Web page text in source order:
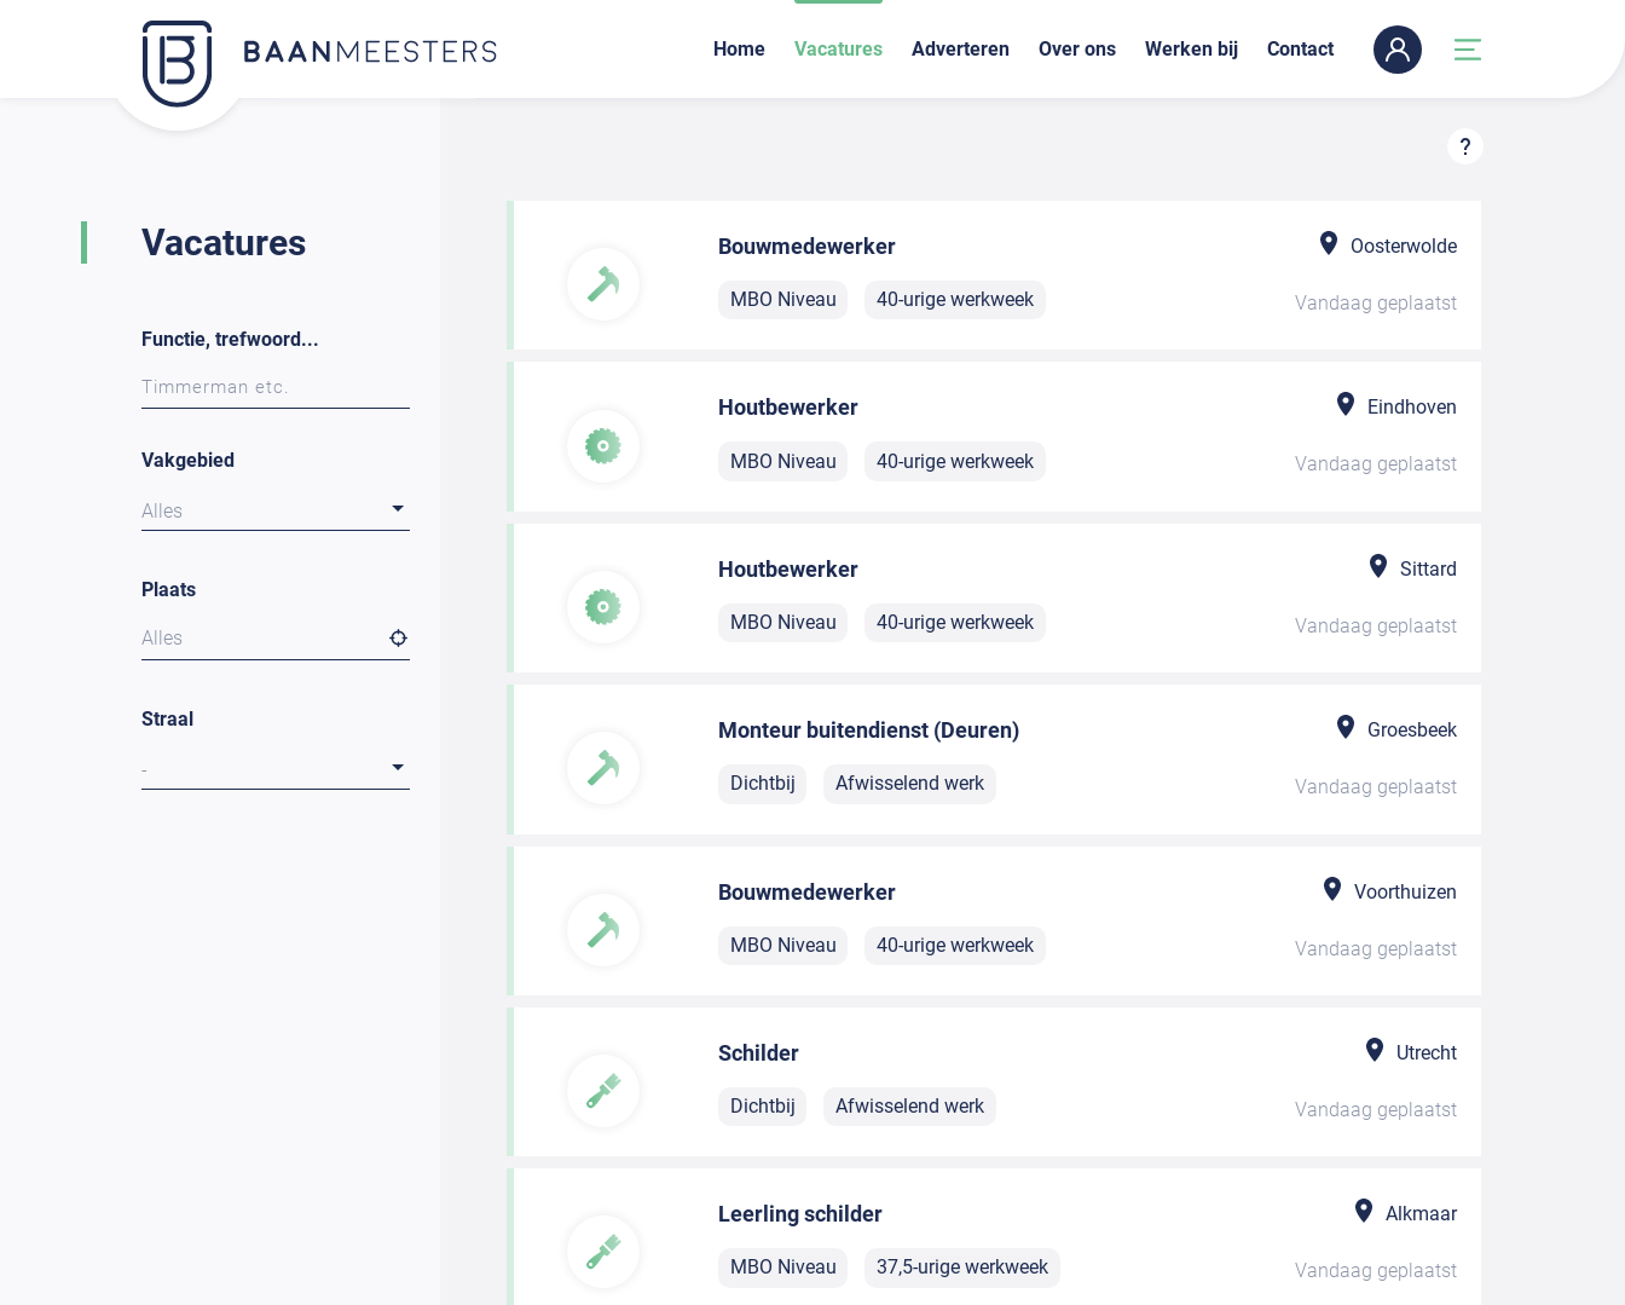
Home Vacatures Adverteren Over ons Werken bij Contact
Vacatures
Functie, trefwoord...
Vakgebied
Alles
Plaats
Alles
Straal
-
Bouwmedewerker Oosterwolde
MBO Niveau 40-urige werkweek Vandaag geplaatst
Houtbewerker Eindhoven
MBO Niveau 40-urige werkweek Vandaag geplaatst
Houtbewerker Sittard
MBO Niveau 40-urige werkweek Vandaag geplaatst
Monteur buitendienst (Deuren) Groesbeek
Dichtbij Afwisselend werk Vandaag geplaatst
Bouwmedewerker Voorthuizen
MBO Niveau 40-urige werkweek Vandaag geplaatst
Schilder Utrecht
Dichtbij Afwisselend werk Vandaag geplaatst
Leerling schilder Alkmaar
MBO Niveau 37,5-urige werkweek Vandaag geplaatst